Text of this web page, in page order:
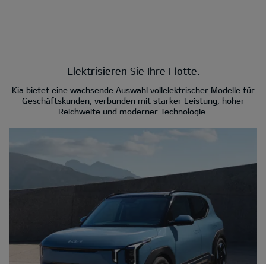
Elektrisieren Sie Ihre Flotte.
Kia bietet eine wachsende Auswahl vollelektrischer Modelle für
Geschäftskunden, verbunden mit starker Leistung, hoher
Reichweite und moderner Technologie.